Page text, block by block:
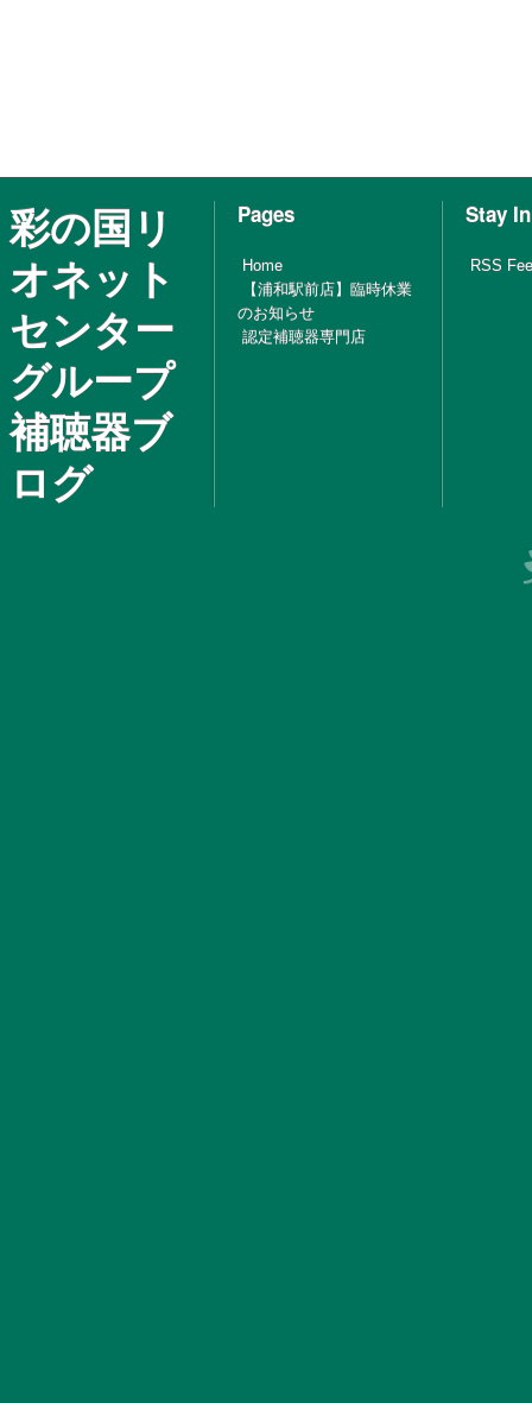
彩の国リ
オネット
センター
グループ
補聴器ブ
ログ
Pages
Home
【浦和駅前店】臨時休業
のお知らせ
認定補聴器専門店
Stay
RSS